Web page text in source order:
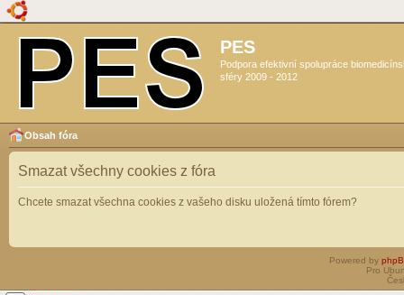
PES
Podpora efektivní spolupráce
sféry 2009 - 2012
Obsah fóra
Smazat všechny cookies z fóra
Chcete smazat všechna cookies z vašeho disku uložená tímto fórem?
Powered by
Pro